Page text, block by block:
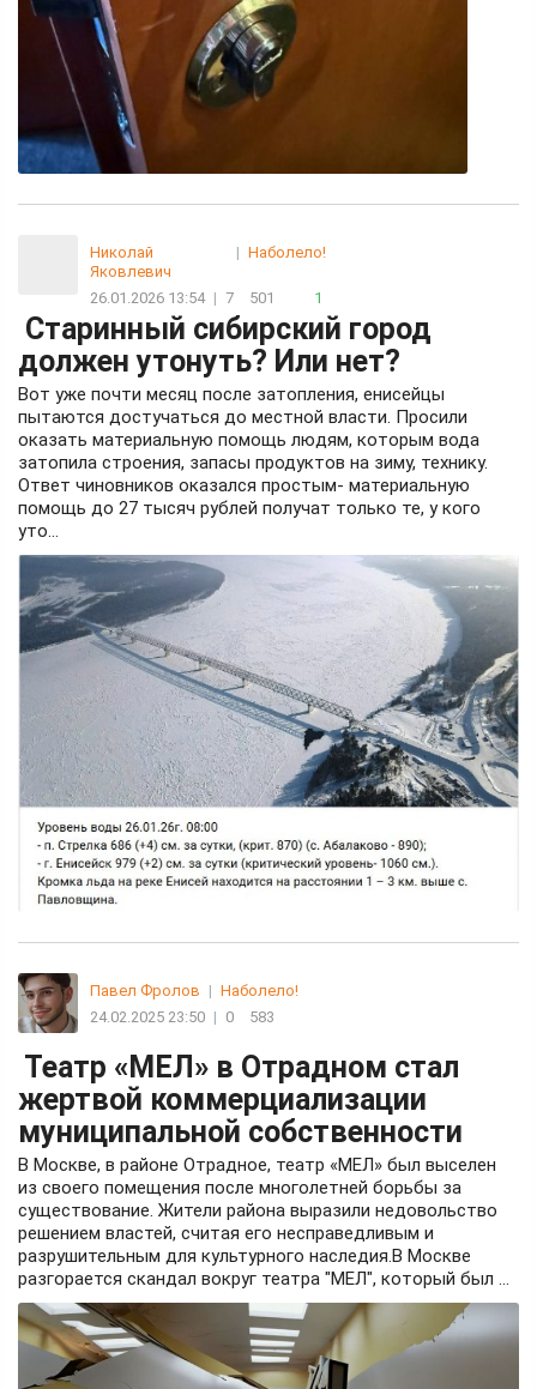
Николай
Яковлевич
| Наболело!
26.01.2026 13:54 | 7 501 1
Старинный сибирский город
должен утонуть? Или нет?
Вот уже почти месяц после затопления, енисейцы
пытаются достучаться до местной власти. Просили
оказать материальную помощь людям, которым вода
затопила строения, запасы продуктов на зиму, технику.
Ответ чиновников оказался простым- материальную
помощь до 27 тысяч рублей получат только те, у кого
уто...
Павел Фролов | Наболело!
24.02.2025 23:50 | 0 583
Театр «МЕЛ» в Отрадном стал
жертвой коммерциализации
муниципальной собственности
В Москве, в районе Отрадное, театр «МЕЛ» был выселен
из своего помещения после многолетней борьбы за
существование. Жители района выразили недовольство
решением властей, считая его несправедливым и
разрушительным для культурного наследия.В Москве
разгорается скандал вокруг театра "МЕЛ", который был ...